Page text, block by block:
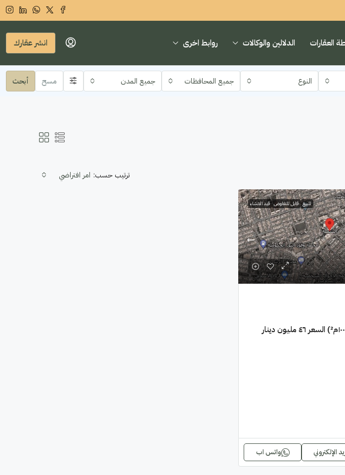
العقارات الدلالين والوكالات روابط اخرى انشر عقارك
النوع جميع المحافظات جميع المدن مسح أبحث
ترتيب حسب: امر افتراضي
للبيع قابل للتفاوض قيد الانشاء
الإلكتروني واتس اب